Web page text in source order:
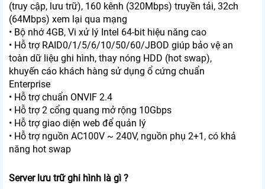
(truy cập, lưu trữ), 160 kênh (320Mbps) truyền tải, 32ch
(64Mbps) xem lại qua mạng
• Bộ nhớ 4GB, Vi xử lý Intel 64-bit hiệu năng cao
• Hỗ trợ RAID0/1/5/6/10/50/60/JBOD giúp bảo vệ an
toàn dữ liệu ghi hình, thay nóng HDD (hot swap),
khuyến cáo khách hàng sử dụng ổ cứng chuẩn
Enterprise
• Hỗ trợ chuẩn ONVIF 2.4
• Hỗ trợ 2 cổng quang mở rộng 10Gbps
• Hỗ trợ giao diện web để quản lý
• Hỗ trợ nguồn AC100V ~ 240V, nguồn phụ 2+1, có khả
năng hot swap
Server lưu trữ ghi hình là gì ?